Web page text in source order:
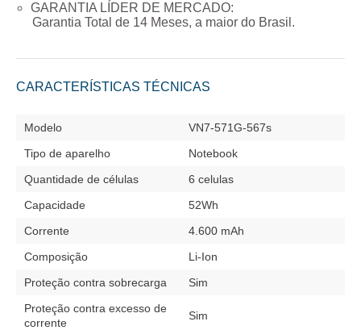
GARANTIA LÍDER DE MERCADO:
Garantia Total de 14 Meses, a maior do Brasil.
CARACTERÍSTICAS TÉCNICAS
Modelo
VN7-571G-567s
Tipo de aparelho
Notebook
Quantidade de células
6 celulas
Capacidade
52Wh
Corrente
4.600 mAh
Composição
Li-Ion
Proteção contra sobrecarga
Sim
Proteção contra excesso de
corrente
Sim